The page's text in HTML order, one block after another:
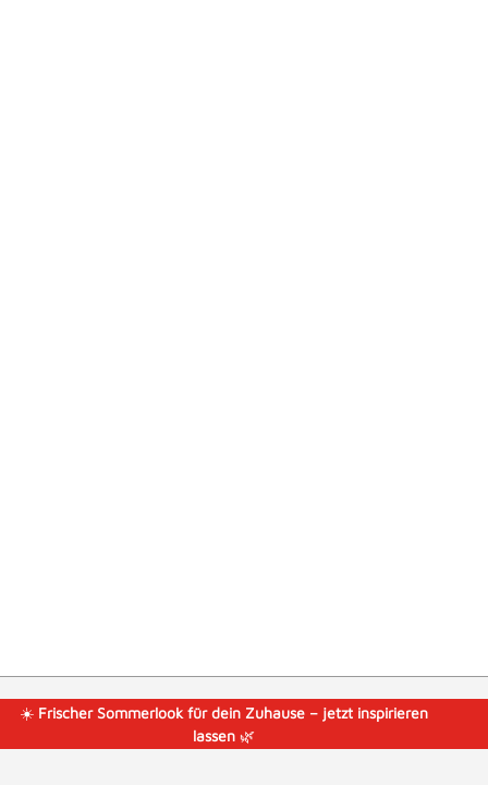
☀️ Frischer Sommerlook für dein Zuhause – jetzt inspirieren
lassen🌿